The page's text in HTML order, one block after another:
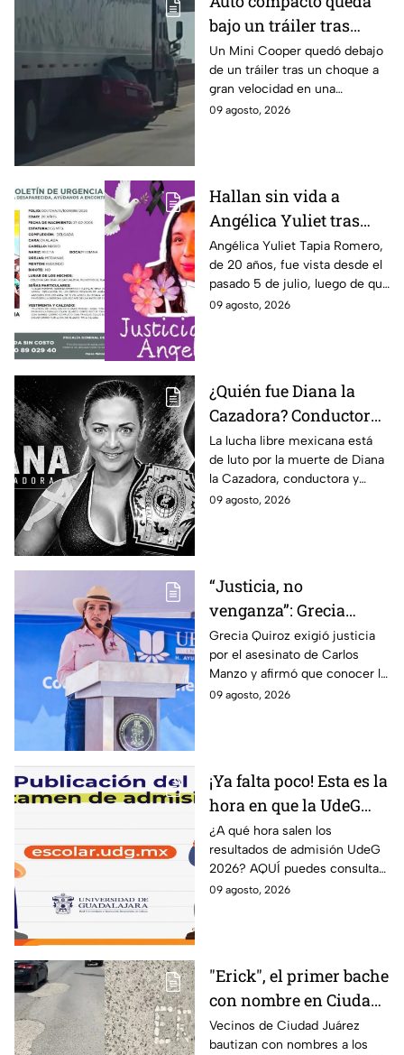
bajo un tráiler tras
brutal choque en El
Paso y conductor sale
caminado
Un Mini Cooper quedó debajo
de un tráiler tras un choque a
gran velocidad en una
carretera interestatal de El
09 agosto, 2026
Hallan sin vida a
Angélica Yuliet tras
desaparecer por una
entrevista de trabajo en
Edomex
Angélica Yuliet Tapia Romero,
de 20 años, fue vista desde el
pasado 5 de julio, luego de que
presuntamente recibiera una
09 agosto, 2026
¿Quién fue Diana la
Cazadora? Conductora
y luchadora que
falleció a los 48 años en
Monterrey
La lucha libre mexicana está
de luto por la muerte de Diana
la Cazadora, conductora y
luchadora de 48 años que
09 agosto, 2026
“Justicia, no
venganza”: Grecia
Quiroz exige esclarecer
el asesinato de Carlos
Manzo
Grecia Quiroz exigió justicia
por el asesinato de Carlos
Manzo y afirmó que conocer la
verdad es indispensable para
09 agosto, 2026
¡Ya falta poco! Esta es la
hora en que la UdeG
publica los resultados
de admisión 2026 y
AQUÍ puedes
consultarlos
¿A qué hora salen los
resultados de admisión UdeG
2026? AQUÍ puedes consultar
el dictamen este lunes 10 de
09 agosto, 2026
"Erick", el primer bache
con nombre en Ciudad
Juárez
Vecinos de Ciudad Juárez
bautizan con nombres a los